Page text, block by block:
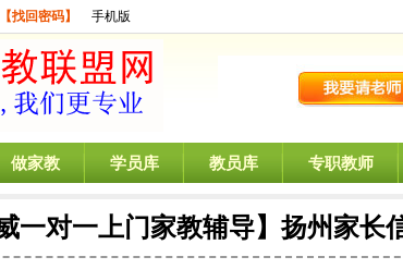
【找回密码】 手机版
做家教 学员库 教员库 专职教师
一对一上门家教辅导】扬州家长